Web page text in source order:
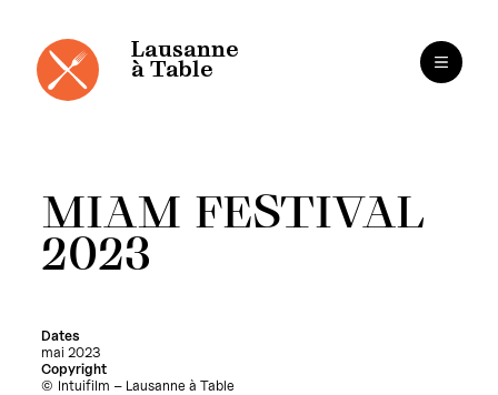
contenu
Lausanne
à Table
MIAM FESTIVAL
2023
Dates
mai 2023
Copyright
Intuifilm – Lausanne à Table